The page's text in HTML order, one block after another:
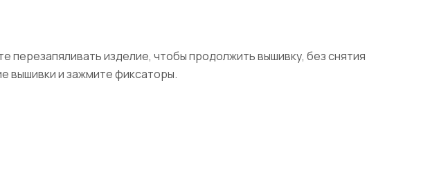
изделие, чтобы продолжить вышивку, без снятия
вышивки и зажмите фиксаторы.